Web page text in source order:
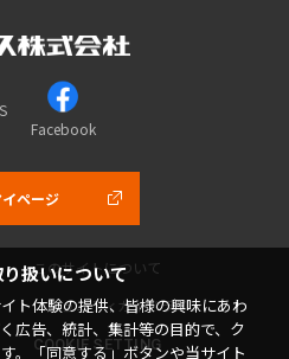
扱いについて
ト体験の提供、皆様の興味にあわ
広告、統計、集計等の目的で、ク
。「同意する」ボタンや当サイト
Facebook
イページ
このサイトについて
コミュニティガイドライン
COOKIE SETTING